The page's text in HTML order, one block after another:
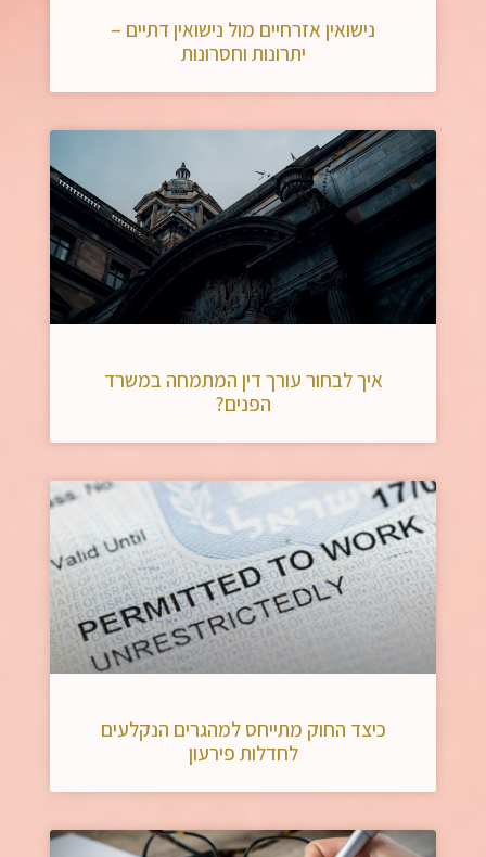
נישואין אזרחיים מול נישואין דתיים –
יתרונות וחסרונות
איך לבחור עורך דין המתמחה במשרד
הפנים?
כיצד החוק מתייחס למהגרים הנקלעים
לחדלות פירעון